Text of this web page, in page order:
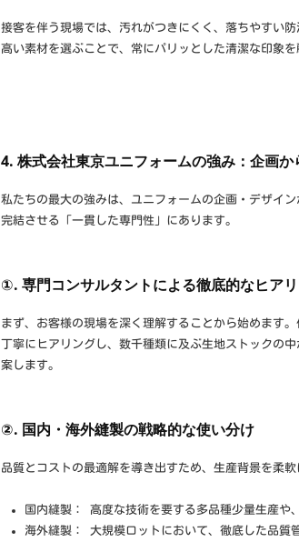
接客を伴う現場では、汚れがつきにくく、落ちやすい
高い素材を選ぶことで、常にパリッとした清潔な印象を
4. 株式会社東京ユニフォームの強み：企画
私たちの最大の強みは、ユニフォームの企画・デザイ
完結させる「一貫した専門性」にあります。
①. 専門コンサルタントによる徹底的なヒア
まず、お客様の現場を深く理解することから始めます
丁寧にヒアリングし、数千種類に及ぶ生地ストックの
案します。
②. 国内・海外縫製の戦略的な使い分け
品質とコストの最適解を導き出すため、生産背景を柔軟
国内縫製： 高度な技術を要する多品種少量生産や
海外縫製： 大規模ロットにおいて、徹底した品質